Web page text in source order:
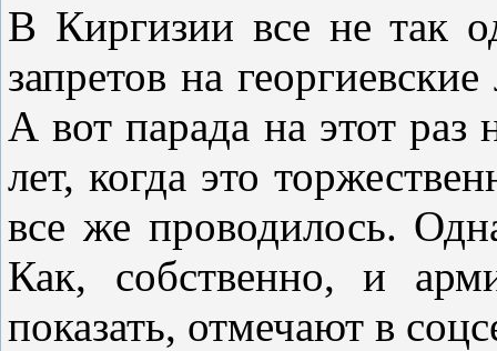
В Киргизии все не так
запретов на
А вот парада на этот
лет, когда это
все же проводилось.
Как, собственно, и
показать, отмечают в